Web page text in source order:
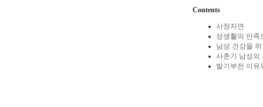
Contents
사정지연
성생활의 만족
남성 건강을
사춘기 남성의
발기부전 이유